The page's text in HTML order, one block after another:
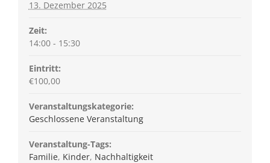
13. Dezember 2025
Zeit:
14:00 - 15:30
Eintritt:
€100,00
Veranstaltungskategorie:
Geschlossene Veranstaltung
Veranstaltung-Tags:
Familie, Kinder, Nachhaltigkeit